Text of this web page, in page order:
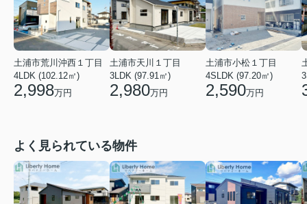
土浦市荒川沖西１丁目
4LDK (102.12㎡)
2,998万円
土浦市天川１丁目
3LDK (97.91㎡)
2,980万円
土浦市小松１丁目
4SLDK (97.20㎡)
2,590万円
よく見られている物件